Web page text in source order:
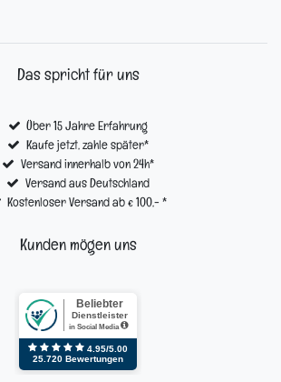
Das spricht für uns
Über 15 Jahre Erfahrung
Kaufe jetzt, zahle später*
Versand innerhalb von 24h*
Versand aus Deutschland
Kostenloser Versand ab € 100,- *
Kunden mögen uns